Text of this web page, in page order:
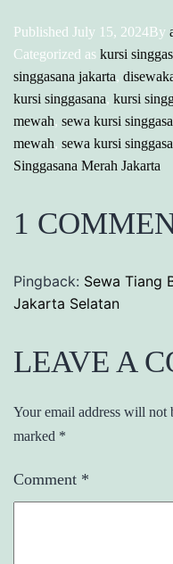
Published July 15, 2024By
Categorized as kursi
singgasana jakarta,
kursi singgasana, kursi
mewah, sewa kursi
mewah, sewa kursi
Singgasana Merah Jakarta
1
Pingback: Sewa Tiang
Jakarta Selatan
LEAVE A
Your email address will not
marked *
Comment *